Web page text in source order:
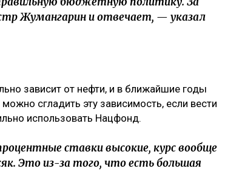
Жумангарин и отвечает, — указал
зависит от нефти, и в ближайшие годы
сгладить эту зависимость, если вести
использовать Нацфонд.
ставки высокие, курс вообще
Это из-за того, что есть большая